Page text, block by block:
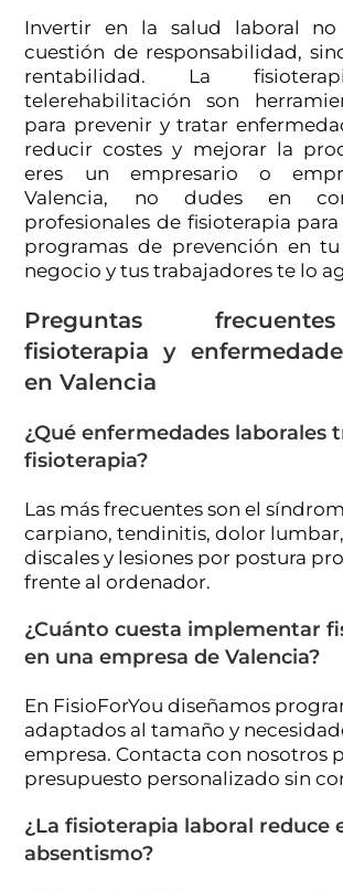
Invertir en la salud laboral
cuestión de responsabilidad,
rentabilidad. La
telerehabilitación son
para prevenir y tratar
reducir costes y mejorar la
eres un empresario o
Valencia, no dudes en
profesionales de fisioterapia
programas de prevención en tu
negocio y tus trabajadores te lo
Preguntas
fisioterapia y
en Valencia
¿Qué enfermedades laborales
fisioterapia?
Las más frecuentes son el
carpiano, tendinitis, dolor
discales y lesiones por postura
frente al ordenador.
¿Cuánto cuesta implementar
en una empresa de Valencia?
En FisioForYou diseñamos
adaptados al tamaño y
empresa. Contacta con nosotros
presupuesto personalizado sin
¿La fisioterapia laboral reduce
absentismo?